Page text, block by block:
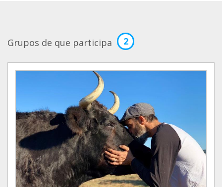
Grupos de que participa 2